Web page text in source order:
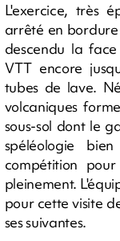
L'exercice, très
arrêté en
descendu la
VTT encore
tubes de lave.
volcaniques
sous-sol dont le
spéléologie
compétition
pleinement.
pour cette visite
ses suivantes.